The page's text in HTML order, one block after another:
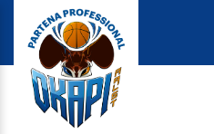
inhoud